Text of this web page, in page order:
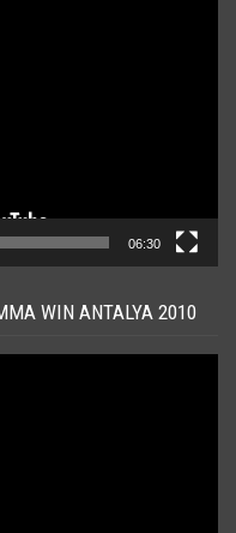
06:30
WIN ANTALYA 2010